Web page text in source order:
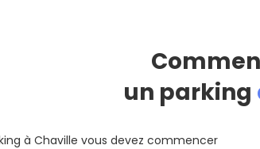
un parking
à Chaville vous devez commencer